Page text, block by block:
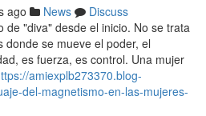
ago News
Discuss
de "diva" desde el inicio. No se trata
se mueve el poder, el
es fuerza, es control. Una mujer
amiexplb273370.blog-
del-magnetismo-en-las-mujeres-